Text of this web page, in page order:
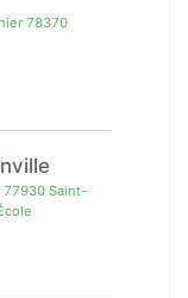
78370
77930 Saint-